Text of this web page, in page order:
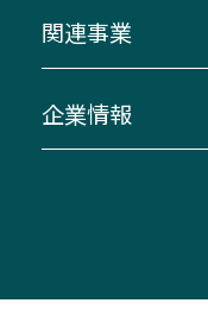
迂回・休止につ
臨時バスについ
伊勢二見鳥羽周
「みえブルーラ
神都ライナー
南紀～VISON～
湯の山温泉～名
桑名・長島温泉
（休止中）
お客様駐車場の
お問い合わせ
貸切バス団体旅行
美し国周遊ばす
関連事業
自家用自動車車
企業情報